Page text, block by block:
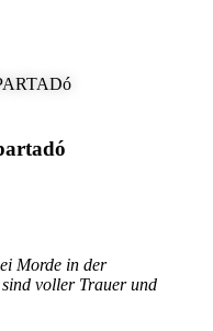
Morde in der
voller Trauer und